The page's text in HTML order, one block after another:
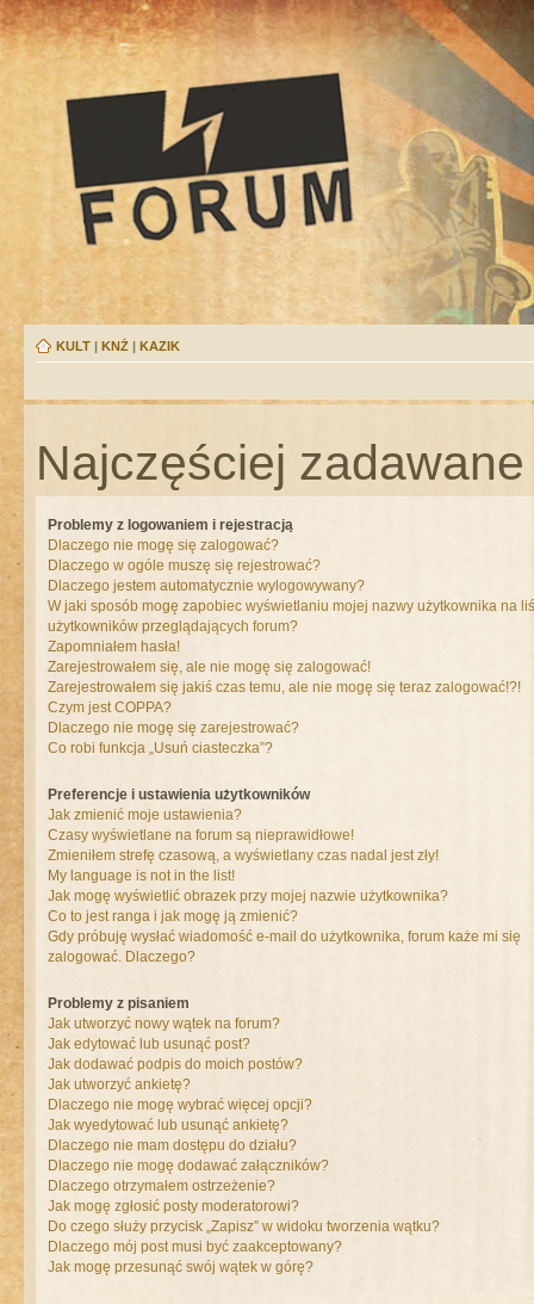
KULT | KNŻ | KAZIK
Najczęściej
Problemy z logowaniem i rejestracją
Dlaczego nie mogę się zalogować?
Dlaczego w ogóle muszę się rejestrować?
Dlaczego jestem automatycznie wylogowywany?
W jaki sposób mogę zapobiec wyświetlaniu mojej nazwy użytkownika na
użytkowników przeglądających forum?
Zapomniałem hasła!
Zarejestrowałem się, ale nie mogę się zalogować!
Zarejestrowałem się jakiś czas temu, ale nie mogę się teraz zalogować!?!
Czym jest COPPA?
Dlaczego nie mogę się zarejestrować?
Co robi funkcja „Usuń ciasteczka”?
Preferencje i ustawienia użytkowników
Jak zmienić moje ustawienia?
Czasy wyświetlane na forum są nieprawidłowe!
Zmieniłem strefę czasową, a wyświetlany czas nadal jest zły!
My language is not in the list!
Jak mogę wyświetlić obrazek przy mojej nazwie użytkownika?
Co to jest ranga i jak mogę ją zmienić?
Gdy próbuję wysłać wiadomość e-mail do użytkownika, forum każe mi się
zalogować. Dlaczego?
Problemy z pisaniem
Jak utworzyć nowy wątek na forum?
Jak edytować lub usunąć post?
Jak dodawać podpis do moich postów?
Jak utworzyć ankietę?
Dlaczego nie mogę wybrać więcej opcji?
Jak wyedytować lub usunąć ankietę?
Dlaczego nie mam dostępu do działu?
Dlaczego nie mogę dodawać załączników?
Dlaczego otrzymałem ostrzeżenie?
Jak mogę zgłosić posty moderatorowi?
Do czego służy przycisk „Zapisz” w widoku tworzenia wątku?
Dlaczego mój post musi być zaakceptowany?
Jak mogę przesunąć swój wątek w górę?